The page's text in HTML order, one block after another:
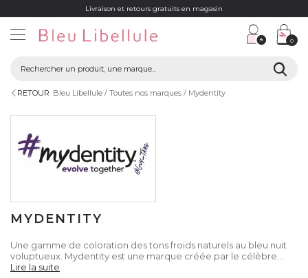
Livraison et retours gratuits en magasin
0
RETOUR Bleu Libellule Toutes nos marques Mydentity
MYDENTITY
Une gamme de coloration des tons froids naturels au bleu nuit
voluptueux. Mydentity est une marque créée par le célèbre
hairstylist américain Guy Tang proposant des produits de
Lire la suite